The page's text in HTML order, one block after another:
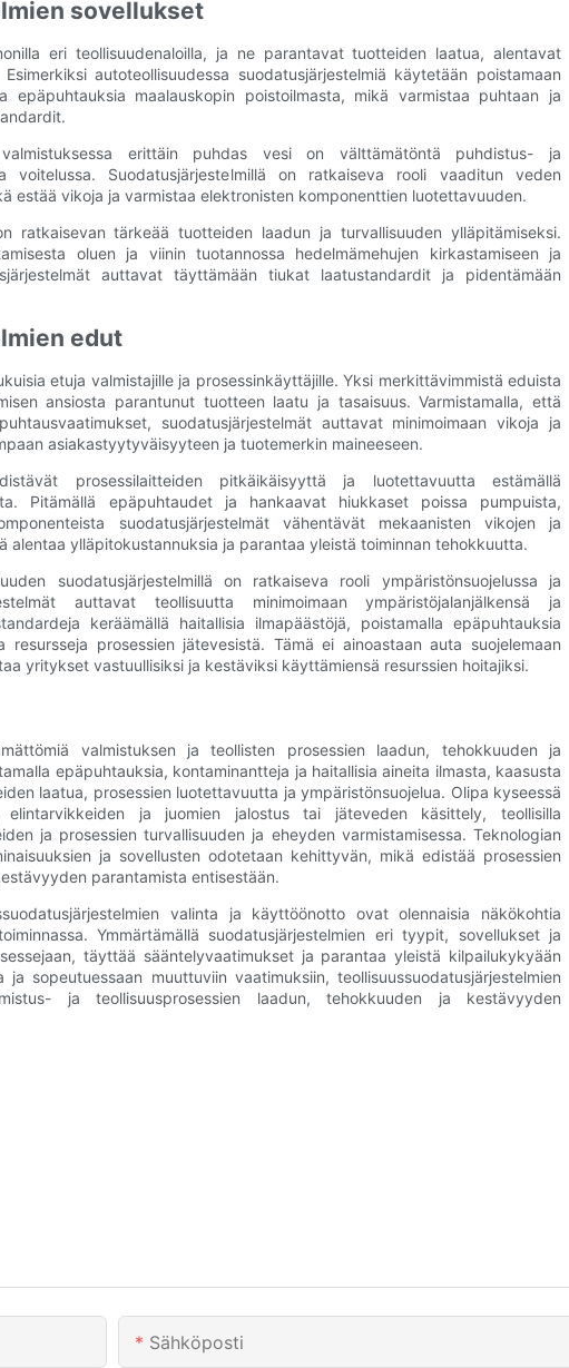
sovellukset
eri teollisuudenaloilla, ja ne parantavat tuotteiden laatua, alentavat
autoteollisuudessa suodatusjärjestelmiä käytetään poistamaan
epäpuhtauksia maalauskopin poistoilmasta, mikä varmistaa puhtaan ja
erittäin puhdas vesi on välttämätöntä puhdistus- ja
voitelussa. Suodatusjärjestelmillä on ratkaiseva rooli vaaditun veden
estää vikoja ja varmistaa elektronisten komponenttien luotettavuuden.
ratkaisevan tärkeää tuotteiden laadun ja turvallisuuden ylläpitämiseksi.
oluen ja viinin tuotannossa hedelmämehujen kirkastamiseen ja
auttavat täyttämään tiukat laatustandardit ja pidentämään
edut
etuja valmistajille ja prosessinkäyttäjille. Yksi merkittävimmistä eduista
ansiosta parantunut tuotteen laatu ja tasaisuus. Varmistamalla, että
suodatusjärjestelmät auttavat minimoimaan vikoja ja
asiakastyytyväisyyteen ja tuotemerkin maineeseen.
prosessilaitteiden pitkäikäisyyttä ja luotettavuutta estämällä
Pitämällä epäpuhtaudet ja hankaavat hiukkaset poissa pumpuista,
suodatusjärjestelmät vähentävät mekaanisten vikojen ja
alentaa ylläpitokustannuksia ja parantaa yleistä toiminnan tehokkuutta.
suodatusjärjestelmillä on ratkaiseva rooli ympäristönsuojelussa ja
auttavat teollisuutta minimoimaan ympäristöjalanjälkensä ja
keräämällä haitallisia ilmapäästöjä, poistamalla epäpuhtauksia
prosessien jätevesistä. Tämä ei ainoastaan ​​auta suojelemaan
yritykset vastuullisiksi ja kestäviksi käyttämiensä resurssien hoitajiksi.
valmistuksen ja teollisten prosessien laadun, tehokkuuden ja
epäpuhtauksia, kontaminantteja ja haitallisia aineita ilmasta, kaasusta
laatua, prosessien luotettavuutta ja ympäristönsuojelua. Olipa kyseessä
elintarvikkeiden ja juomien jalostus tai jäteveden käsittely, teollisilla
ja prosessien turvallisuuden ja eheyden varmistamisessa. Teknologian
ja sovellusten odotetaan kehittyvän, mikä edistää prosessien
parantamista entisestään.
valinta ja käyttöönotto ovat olennaisia ​​​​näkökohtia
Ymmärtämällä suodatusjärjestelmien eri tyypit, sovellukset ja
täyttää sääntelyvaatimukset ja parantaa yleistä kilpailukykyään
sopeutuessaan muuttuviin vaatimuksiin, teollisuussuodatusjärjestelmien
ja teollisuusprosessien laadun, tehokkuuden ja kestävyyden
Sähköposti